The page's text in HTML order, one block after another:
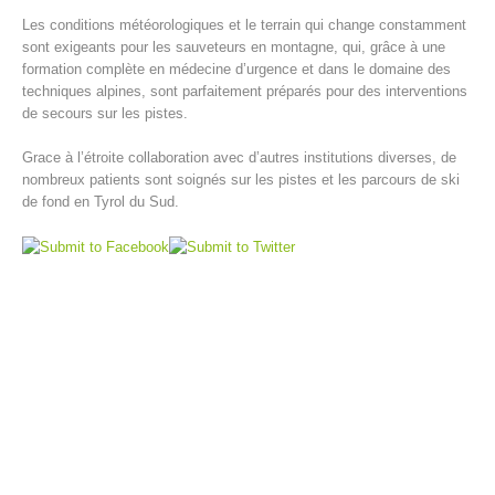
Les conditions météorologiques et le terrain qui change constamment
sont exigeants pour les sauveteurs en montagne, qui, grâce à une
formation complète en médecine d’urgence et dans le domaine des
techniques alpines, sont parfaitement préparés pour des interventions
de secours sur les pistes.
Grace à l’étroite collaboration avec d’autres institutions diverses, de
nombreux patients sont soignés sur les pistes et les parcours de ski
de fond en Tyrol du Sud.